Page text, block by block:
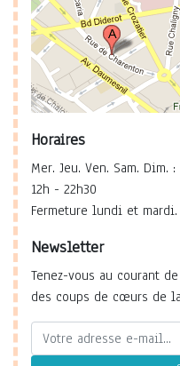
Horaires
Mer. Jeu. Ven. Sam. Dim. :
12h - 22h30
Fermeture lundi et mardi.
Newsletter
Tenez-vous au courant
des coups de cœurs de